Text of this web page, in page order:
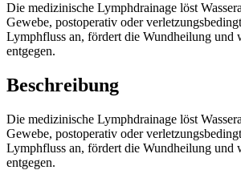
Die medizinische Lymphdrainage löst
Gewebe, postoperativ oder
Lymphfluss an, fördert die Wundheilung und
entgegen.
Beschreibung
Die medizinische Lymphdrainage löst
Gewebe, postoperativ oder
Lymphfluss an, fördert die Wundheilung und
entgegen.